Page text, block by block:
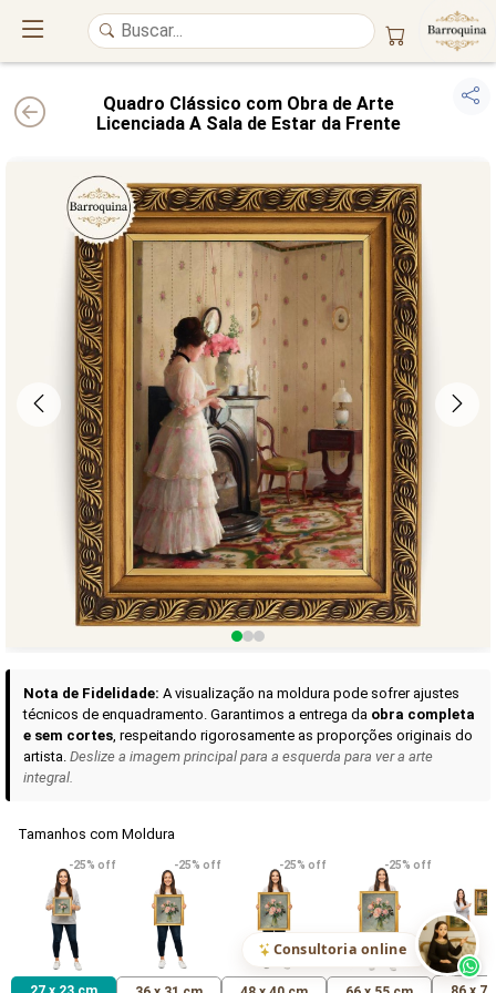
UM ATELIÊ 100% FINE ART
Trazemos a imponência dasmaiores obras de arte do mundo
alto padrão da sua casa. Nosso acervo reúne a genialidade degrandes
pintores renomados
, resgatandoartes reais
e o requinte inconfundível
das obras do
século XIX. Produção artesanal em Canvas 100% Algodão
molduras em
Madeira Maciçae impressão com Pigmentação Mineral
QUALIDADE DE MUSEU GARANTIA ETERNA
Curadoria das Campanhas
A seleção de obras-primas apresentadas em nossos vídeos nas redes
sociais, reunidas aqui para sua apreciação.
VER DETALHES
Madona de Loreto
R$ 538,42
VER DETALHES
Narciso- caravaggio
R$ 365,92
VER
Maria
uma Rosa
R$ 365,92
Consultoria online
Quadro Clássico com Obra de Arte
Licenciada A Sala de Estar da Frente
Nota de Fidelidade: A visualização na moldura pode sofrer ajustes
técnicos de enquadramento. Garantimos a entrega da obra completa
e sem cortes, respeitando rigorosamente as proporções originais do
artista. Deslize a imagem principal para a esquerda para ver a arte
integral.
Tamanhos com Moldura
-25% off -25% off -25% off -25% off